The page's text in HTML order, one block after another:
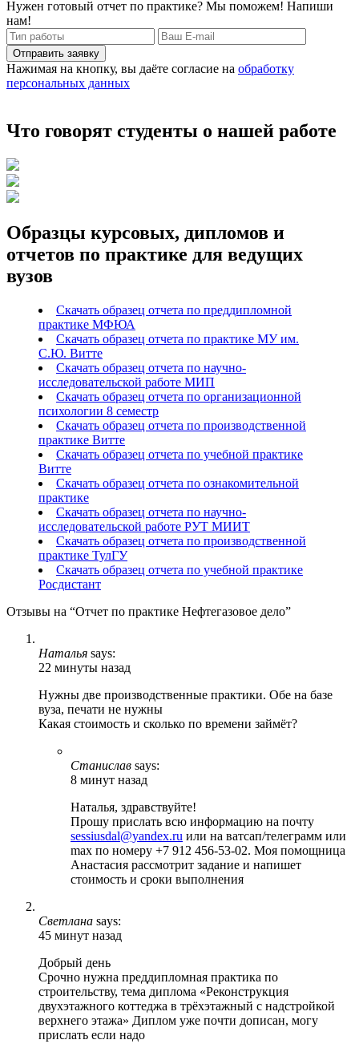
Нужен готовый отчет по практике? Мы поможем! Напиши
нам!
Отправить заявку
Нажимая на кнопку, вы даёте согласие на обработку
персональных данных
Что говорят студенты о нашей работе
Образцы курсовых, дипломов и
отчетов по практике для ведущих
вузов
Скачать образец отчета по преддипломной
практике МФЮА
Скачать образец отчета по практике МУ им.
С.Ю. Витте
Скачать образец отчета по научно-
исследовательской работе МИП
Скачать образец отчета по организационной
психологии 8 семестр
Скачать образец отчета по производственной
практике Витте
Скачать образец отчета по учебной практике
Витте
Скачать образец отчета по ознакомительной
практике
Скачать образец отчета по научно-
исследовательской работе РУТ МИИТ
Скачать образец отчета по производственной
практике ТулГУ
Скачать образец отчета по учебной практике
Росдистант
Отзывы на “Отчет по практике Нефтегазовое дело”
Наталья says:
22 минуты назад
Нужны две производственные практики. Обе на базе
вуза, печати не нужны
Какая стоимость и сколько по времени займёт?
Станислав says:
8 минут назад
Наталья, здравствуйте!
Прошу прислать всю информацию на почту
sessiusdal@yandex.ru или на ватсап/телеграмм или
max по номеру +7 912 456-53-02. Моя помощница
Анастасия рассмотрит задание и напишет
стоимость и сроки выполнения
Светлана says:
45 минут назад
Добрый день
Срочно нужна преддипломная практика по
строительству, тема диплома «Реконструкция
двухэтажного коттеджа в трёхэтажный с надстройкой
верхнего этажа» Диплом уже почти дописан, могу
прислать если надо